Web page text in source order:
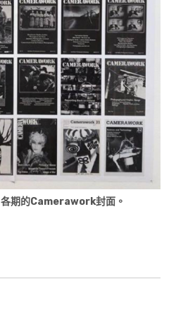
各期的Camerawork封面。